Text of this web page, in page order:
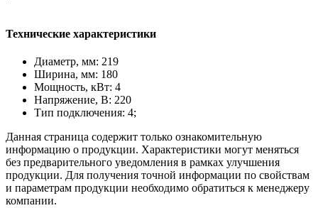
Технические характеристики
Диаметр, мм: 219
Ширина, мм: 180
Мощность, кВт: 4
Напряжение, В: 220
Тип подключения: 4;
Данная страница содержит только ознакомительную
информацию о продукции. Характеристики могут меняться
без предварительного уведомления в рамках улучшения
продукции. Для получения точной информации по свойствам
и параметрам продукции необходимо обратиться к менеджеру
компании.